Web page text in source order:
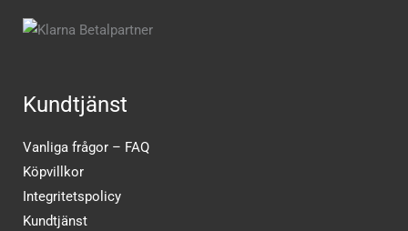
Kundtjänst
Vanliga frågor – FAQ
Köpvillkor
Integritetspolicy
Kundtjänst